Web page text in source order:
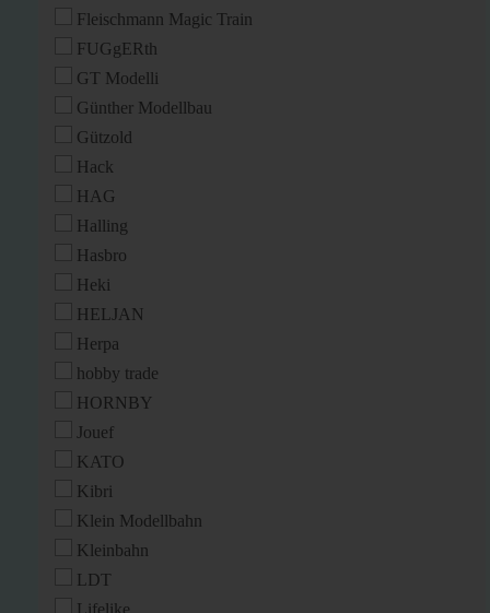
Fleischmann Magic Train
FUGgERth
GT Modelli
Günther Modellbau
Gützold
Hack
HAG
Halling
Hasbro
Heki
HELJAN
Herpa
hobby trade
HORNBY
Jouef
KATO
Kibri
Klein Modellbahn
Kleinbahn
LDT
Lifelike